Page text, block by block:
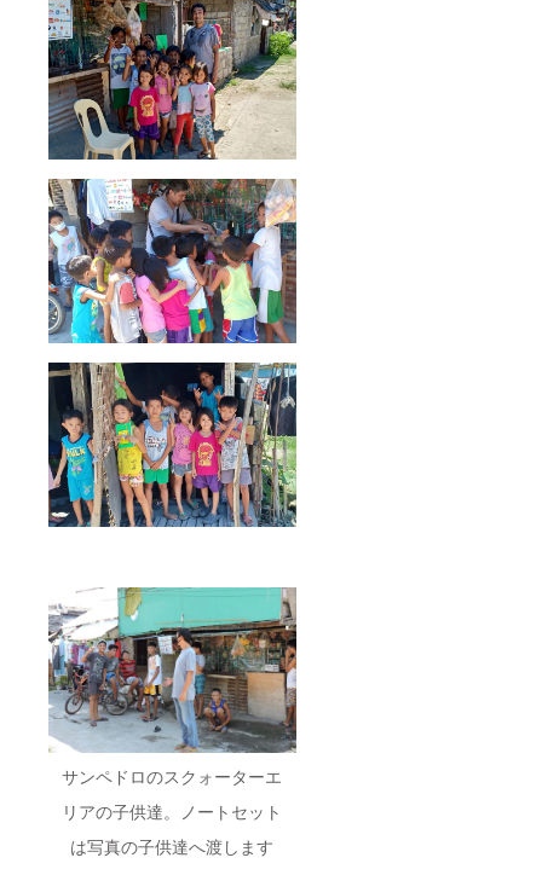
サンペドロのスクォーターエ
リアの子供達。ノートセット
は写真の子供達へ渡します